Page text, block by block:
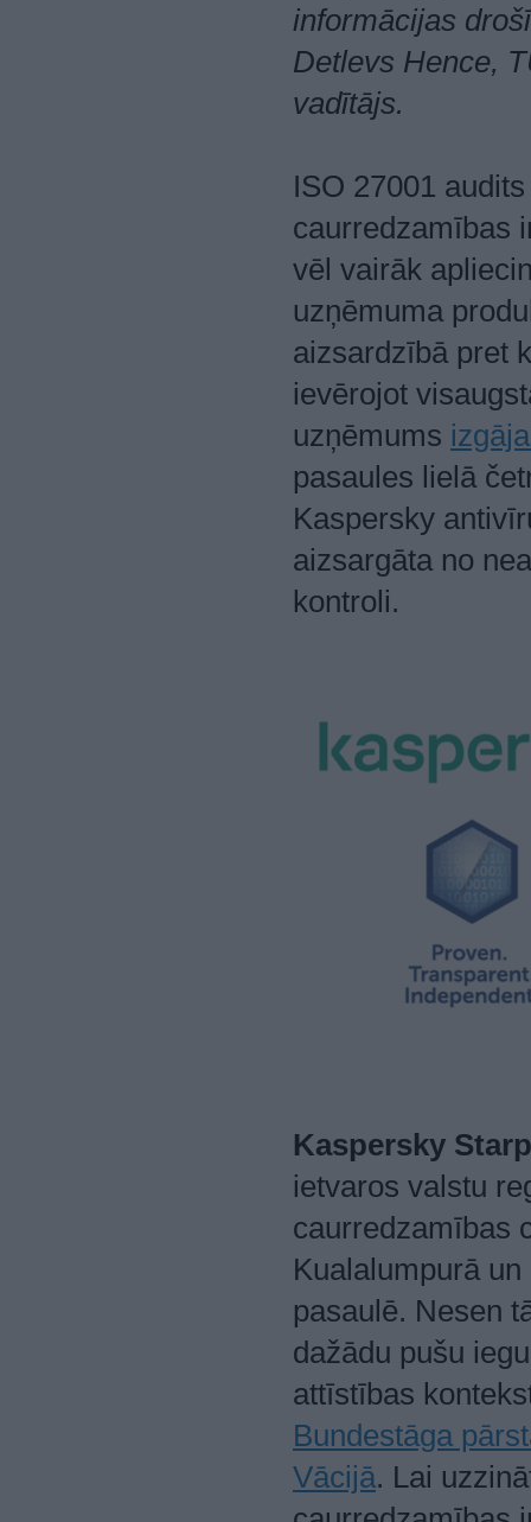
informācijas
Detlevs Hence,
vadītājs.
ISO 27001
caurredzamības
vēl vairāk
uzņēmuma
aizsardzībā pret
ievērojot
uzņēmums
pasaules lielā
Kaspersky
aizsargāta no
kontroli.
Kaspersky
ietvaros valstu
caurredzamības
Kualalumpurā
pasaulē. Nesen
dažādu pušu
attīstības
Bundestāga
Vācijā. Lai